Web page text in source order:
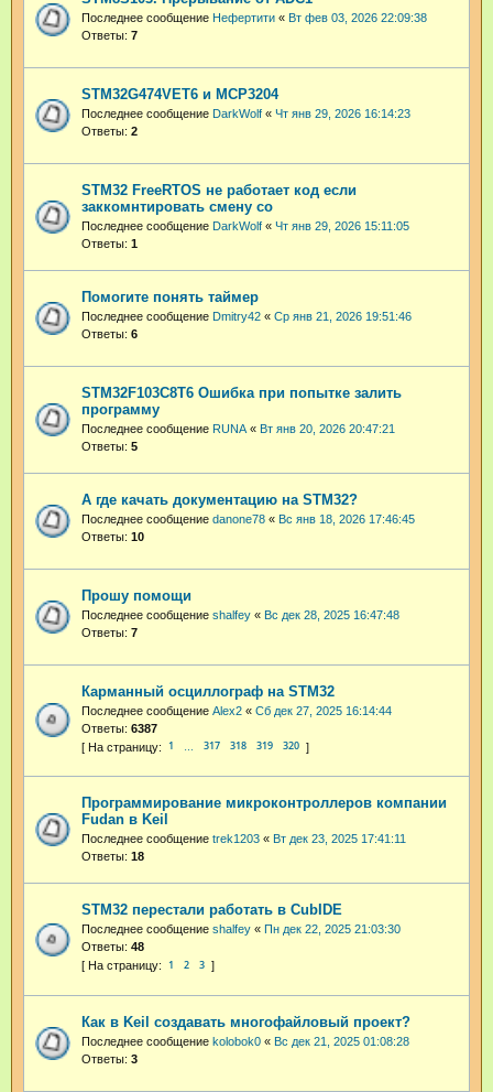
Последнее сообщение Нефертити « Вт фев 03, 2026 22:09:38
Ответы: 7
STM32G474VET6 и MCP3204
Последнее сообщение DarkWolf « Чт янв 29, 2026 16:14:23
Ответы: 2
STM32 FreeRTOS не работает код если
заккомнтировать смену со
Последнее сообщение DarkWolf « Чт янв 29, 2026 15:11:05
Ответы: 1
Помогите понять таймер
Последнее сообщение Dmitry42 « Ср янв 21, 2026 19:51:46
Ответы: 6
STM32F103C8T6 Ошибка при попытке залить
программу
Последнее сообщение RUNA « Вт янв 20, 2026 20:47:21
Ответы: 5
А где качать документацию на STM32?
Последнее сообщение danone78 « Вс янв 18, 2026 17:46:45
Ответы: 10
Прошу помощи
Последнее сообщение shalfey « Вс дек 28, 2025 16:47:48
Ответы: 7
Карманный осциллограф на STM32
Последнее сообщение Alex2 « Сб дек 27, 2025 16:14:44
Ответы: 6387
1 317 318 319 320
Программирование микроконтроллеров компании
Fudan в Keil
Последнее сообщение trek1203 « Вт дек 23, 2025 17:41:11
Ответы: 18
STM32 перестали работать в CubIDE
Последнее сообщение shalfey « Пн дек 22, 2025 21:03:30
Ответы: 48
1 2 3
Как в Keil создавать многофайловый проект?
Последнее сообщение kolobok0 « Вс дек 21, 2025 01:08:28
Ответы: 3